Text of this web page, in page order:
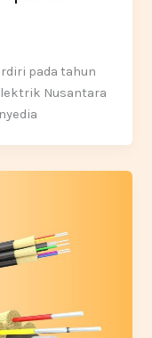
pada tahun
Nusantara